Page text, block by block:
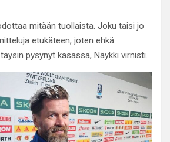
mitään tuollaista. Joku taisi jo
etukäteen, joten ehkä
pysynyt kasassa, Näykki virnisti.